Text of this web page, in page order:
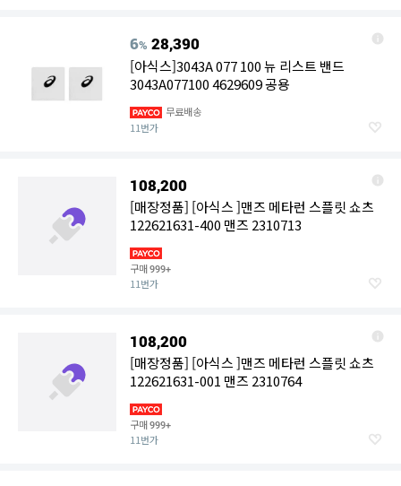
6% 28,390
[아식스]3043A 077 100 뉴 리스트 밴드
3043A077100 4629609 공용
무료배송
11번가
108,200
[매장정품] [아식스 ]맨즈 메타런 스플릿 쇼츠
122621631-400 맨즈 2310713
구매999+
11번가
108,200
[매장정품] [아식스 ]맨즈 메타런 스플릿 쇼츠
122621631-001 맨즈 2310764
구매999+
11번가